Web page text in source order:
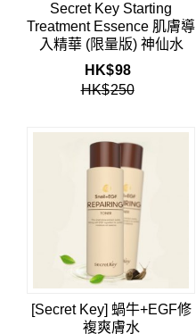
Secret Key Starting
Treatment Essence 肌膚導
入精華 (限量版) 神仙水
HK$98
HK$250
[Secret Key] 蝸牛+EGF修
複爽膚水